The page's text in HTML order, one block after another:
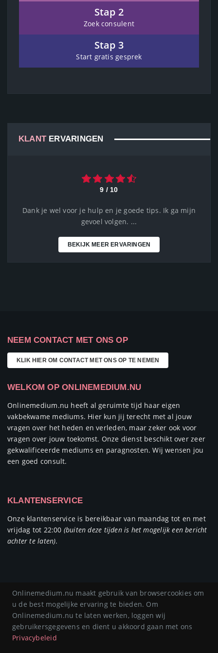
Onlinemedium.nu maakt gebruik van browsercookies om
u de best mogelijke ervaring te bieden. Om
Onlinemedium.nu te laten werken, loggen wij
gebruikersgegevens en dient u akkoord gaan met ons
Privacybeleid
Stap 2
Zoek consulent
Stap 3
Start gratis gesprek
KLANTERVARINGEN
9 / 10
Dank je wel voor je hulp en je goede tips. Ik ga mijn
gevoel volgen. ...
BEKIJK MEER ERVARINGEN
NEEM CONTACT MET ONS OP
KLIK HIER OM CONTACT MET ONS OP TE NEMEN
WELKOM OP ONLINEMEDIUM.NU
Onlinemedium.nu heeft al geruimte tijd haar eigen
vakbekwame mediums. Hier kun jij terecht met al jouw
vragen over het heden en verleden, maar zeker ook voor
vragen over jouw toekomst. Onze dienst beschikt over zeer
gekwalificeerde mediums en paragnosten. Wij wensen jou
een goed consult.
KLANTENSERVICE
Onze klantenservice is bereikbaar van maandag tot en met
vrijdag tot 22:00 (buiten deze tijden is het mogelijk een bericht
achter te laten).
Copyright © 2019/2025 onlinemedium.nu
Mediumcenter BV | Eikenstraat 23 4, 8924JB Leeuwarden | KVK: 74490540 | BTW:
NL859922133B01